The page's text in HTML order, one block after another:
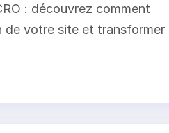
: découvrez comment
de votre site et transformer